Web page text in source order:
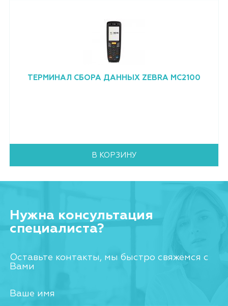
ТЕРМИНАЛ СБОРА ДАННЫХ ZEBRA MC2100
В КОРЗИНУ
Нужна консультация
специалиста?
Оставьте контакты, мы быстро свяжемся с
Вами